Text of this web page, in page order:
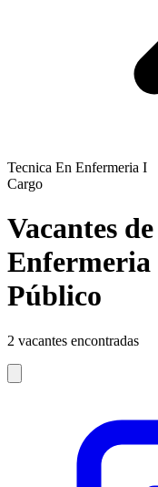
Tecnica En Enfermeria I
Cargo
Vacantes
Enfermeria
Público
2 vacantes encontradas